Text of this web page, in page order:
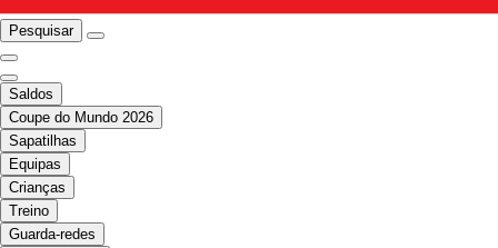
Pesquisar
Saldos
Coupe do Mundo 2026
Sapatilhas
Equipas
Crianças
Treino
Guarda-redes